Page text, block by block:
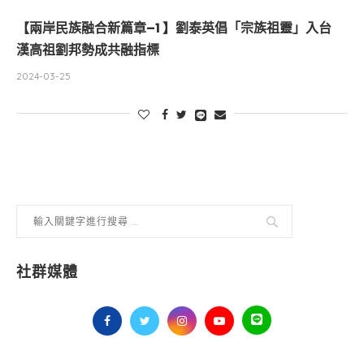
【兩岸民族融合新篇章–1 】劉泰英倡「宗族祖靈」入台
漢高祖劉邦勢成共融指標
2024-03-25
社群媒體